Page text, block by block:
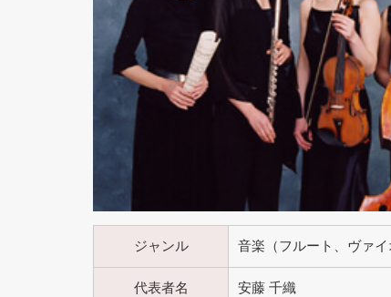
ジャンル 音楽（フルート、ヴァイ
代表者名 安藤 千織